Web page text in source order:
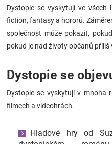
Dystopie se vyskytují ve všech
fiction, fantasy a hororů.
společnost může pokazit,
pokud je nad životy občanů příliš
Dystopie se
Dystopie se vyskytují v mnoha
filmech a videohrách.
Hladové hry od